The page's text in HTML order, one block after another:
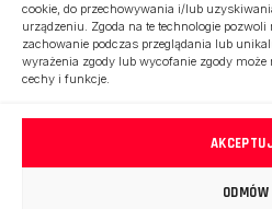
cookie, do przechowywania i/lub
urządzeniu. Zgoda na te technologie
zachowanie podczas przeglądania lub
wyrażenia zgody lub wycofanie zgody może
cechy i funkcje.
ODMÓW
Dystrybucja Azichem
Dystrybucja Carlisle
Powrót na